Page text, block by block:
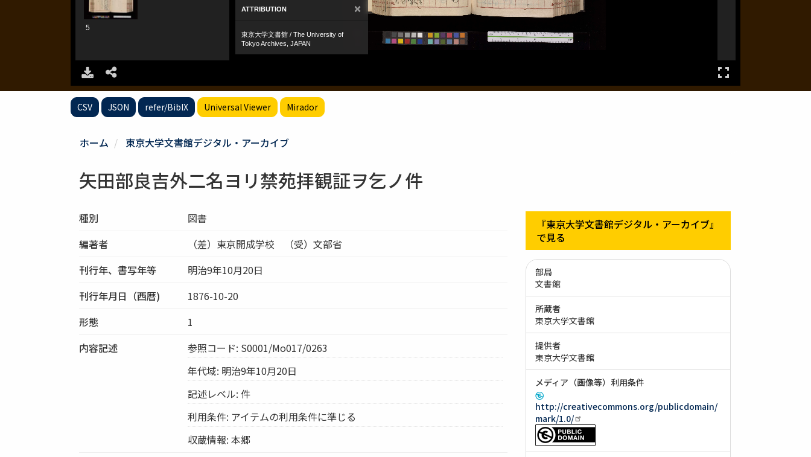
CSV JSON refer/BibIX Universal Viewer Mirador
ホーム 東京大学文書館デジタル・アーカイブ
矢田部良吉外二名ヨリ禁苑拝観証ヲ乞ノ件
種別
図書
編著者
（差）東京開成学校 （受）文部省
刊行年、書写年等
明治9年10月20日
刊行年月日（西暦)
1876-10-20
形態
1
内容記述
参照コード: S0001/Mo017/0263
年代域: 明治9年10月20日
記述レベル: 件
利用条件: アイテムの利用条件に準じる
収蔵情報: 本郷
『東京大学文書館デジタル・アーカイブ』
で見る
部局
文書館
所蔵者
東京大学文書館
提供者
東京大学文書館
メディア（画像等）利用条件
http://creativecommons.org/publicdomain/
mark/1.0/